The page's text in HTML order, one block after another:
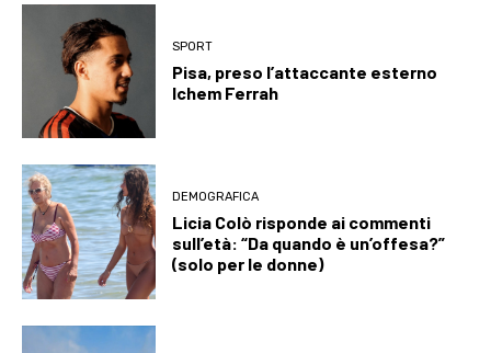
SPORT
Pisa, preso l’attaccante esterno
Ichem Ferrah
DEMOGRAFICA
Licia Colò risponde ai commenti
sull’età: “Da quando è un’offesa?”
(solo per le donne)